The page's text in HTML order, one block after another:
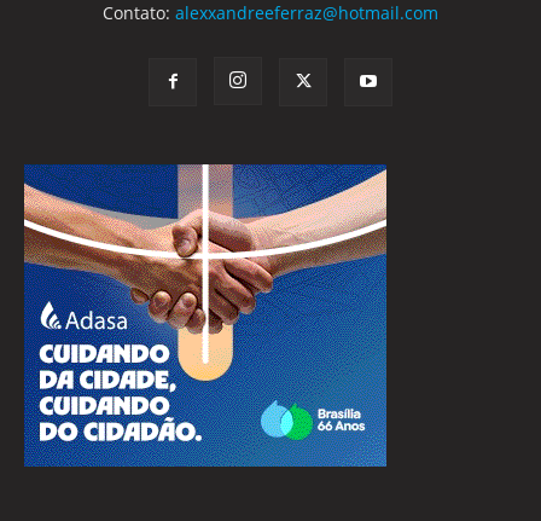
Contato: alexxandreeferraz@hotmail.com